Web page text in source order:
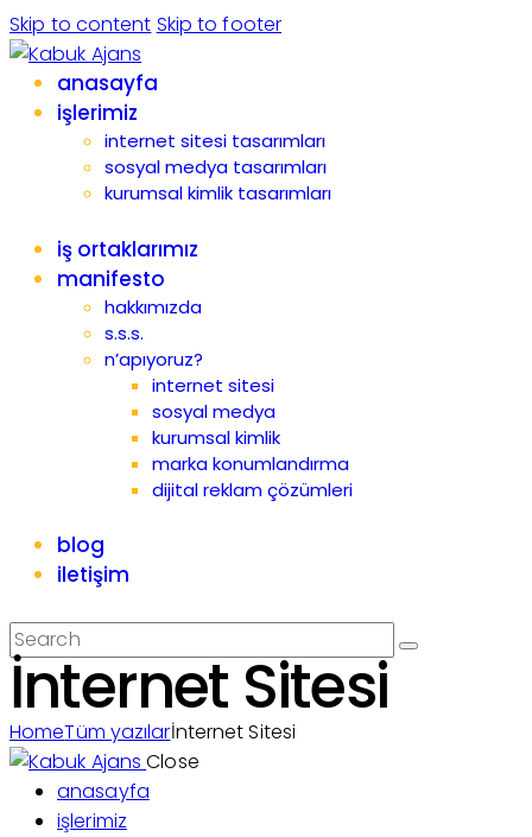
Skip to content Skip to footer
anasayfa
işlerimiz
internet sitesi tasarımları
sosyal medya tasarımları
kurumsal kimlik tasarımları
iş ortaklarımız
manifesto
hakkımızda
s.s.s.
n’apıyoruz?
internet sitesi
sosyal medya
kurumsal kimlik
marka konumlandırma
dijital reklam çözümleri
blog
iletişim
İnternet Sitesi
HomeTüm yazılarİnternet Sitesi
Close
anasayfa
işlerimiz